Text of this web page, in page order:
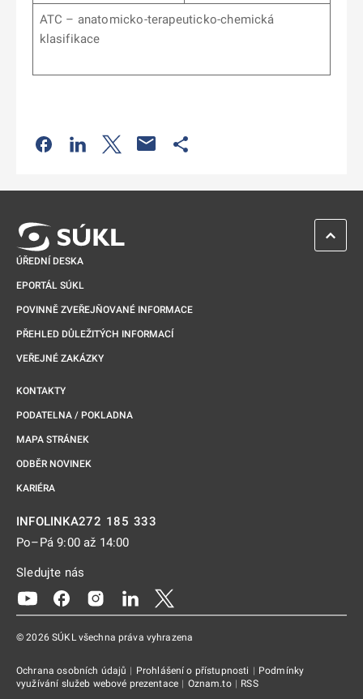
ATC – anatomicko-terapeuticko-chemická
klasifikace
Odkaz se otevře na nové kartě
Odkaz se otevře na nové kartě
Odkaz se otevře na nové kartě
ÚŘEDNÍ DESKA
EPORTÁL SÚKL
POVINNĚ ZVEŘEJŇOVANÉ INFORMACE
PŘEHLED DŮLEŽITÝCH INFORMACÍ
VEŘEJNÉ ZAKÁZKY
KONTAKTY
PODATELNA / POKLADNA
MAPA STRÁNEK
ODBĚR NOVINEK
KARIÉRA
INFOLINKA272 185 333
Po–Pá 9:00 až 14:00
Sledujte nás
Odkaz se otevře na nové kartě
Odkaz se otevře na nové kartě
Odkaz se otevře na nové kartě
Odkaz se otevře na nové kartě
© 2026 SÚKL všechna práva vyhrazena
Ochrana osobních údajů | Prohlášení o přístupnosti | Podmínky
využívání služeb webové prezentace | Oznam.to | RSS
ZPĚT